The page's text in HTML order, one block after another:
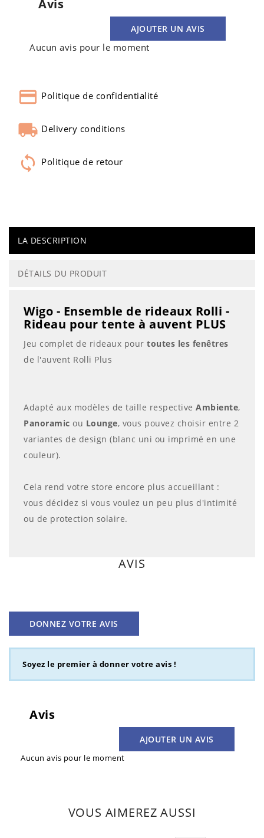
Avis
AJOUTER UN AVIS
Aucun avis pour le moment
Politique de confidentialité
Delivery conditions
Politique de retour
LA DESCRIPTION
DÉTAILS DU PRODUIT
Wigo - Ensemble de rideaux Rolli -
Rideau pour tente à auvent PLUS
Jeu complet de rideaux pour toutes les fenêtres
de l'auvent Rolli Plus
Adapté aux modèles de taille respective Ambiente,
Panoramic ou Lounge, vous pouvez choisir entre 2
variantes de design (blanc uni ou imprimé en une
couleur).
Cela rend votre store encore plus accueillant :
vous décidez si vous voulez un peu plus d'intimité
ou de protection solaire.
AVIS
DONNEZ VOTRE AVIS
Soyez le premier à donner votre avis !
Avis
AJOUTER UN AVIS
Aucun avis pour le moment
VOUS AIMEREZ AUSSI